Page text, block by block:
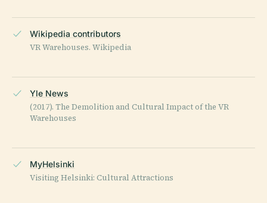
Wikipedia contributors
VR Warehouses. Wikipedia
Yle News
(2017). The Demolition and Cultural Impact of the VR
Warehouses
MyHelsinki
Visiting Helsinki: Cultural Attractions